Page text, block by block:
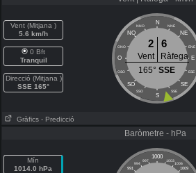
Vent (Mitjana )
5.6 km/h
0 Bft
Tranquil
Direcció (Mitjana )
SSE 165°
N
NNO NNE
NO NE
ONO ENE
O E
OSO ESE
SO SE
SSO SSE
S
2 6
Vent
Ràfega
165°SSE
Gràfics - Predicció
Baròmetre - hPa
Mín
1014.0 hPa
1000
997 1003
994
1006
991
1009